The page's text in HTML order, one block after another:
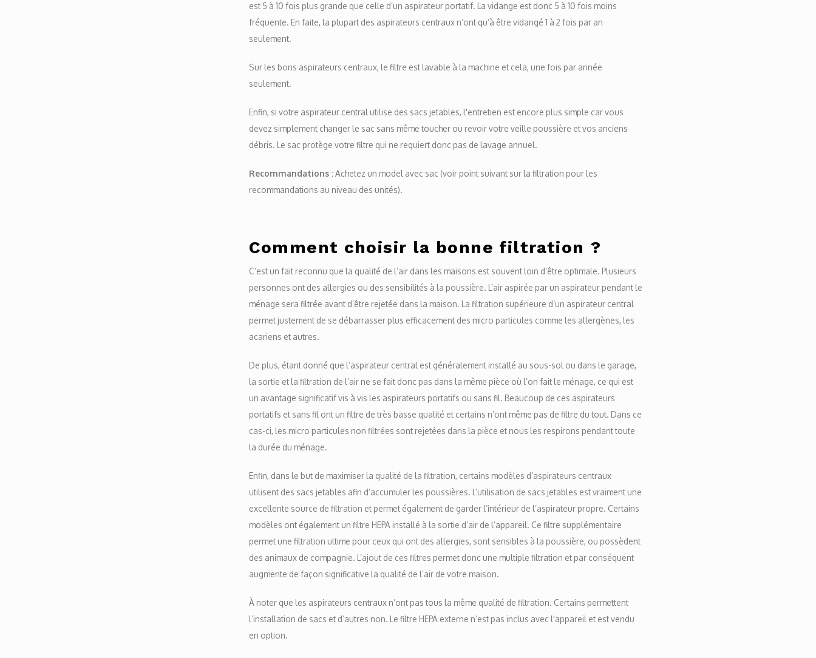
est 5 à 10 fois plus grande que celle d’un aspirateur portatif. La vidange est donc 5 à 10 fois moins
fréquente. En faite, la plupart des aspirateurs centraux n’ont qu’à être vidangé 1 à 2 fois par an
seulement.
Sur les bons aspirateurs centraux, le filtre est lavable à la machine et cela, une fois par année
seulement.
Enfin, si votre aspirateur central utilise des sacs jetables, l'entretien est encore plus simple car vous
devez simplement changer le sac sans même toucher ou revoir votre veille poussière et vos anciens
débris. Le sac protège votre filtre qui ne requiert donc pas de lavage annuel.
Recommandations :Achetez un model avec sac (voir point suivant sur la filtration pour les
recommandations au niveau des unités).
Comment choisir la bonne filtration ?
C’est un fait reconnu que la qualité de l’air dans les maisons est souvent loin d’être optimale. Plusieurs
personnes ont des allergies ou des sensibilités à la poussière. L’air aspirée par un aspirateur pendant le
ménage sera filtrée avant d’être rejetée dans la maison. La filtration supérieure d’un aspirateur central
permet justement de se débarrasser plus efficacement des micro particules comme les allergènes, les
acariens et autres.
De plus, étant donné que l’aspirateur central est généralement installé au sous-sol ou dans le garage,
la sortie et la filtration de l’air ne se fait donc pas dans la même pièce où l’on fait le ménage, ce qui est
un avantage significatif vis à vis les aspirateurs portatifs ou sans fil. Beaucoup de ces aspirateurs
portatifs et sans fil ont un filtre de très basse qualité et certains n’ont même pas de filtre du tout. Dans ce
cas-ci, les micro particules non filtrées sont rejetées dans la pièce et nous les respirons pendant toute
la durée du ménage.
Enfin, dans le but de maximiser la qualité de la filtration, certains modèles d’aspirateurs centraux
utilisent des sacs jetables afin d’accumuler les poussières. L’utilisation de sacs jetables est vraiment une
excellente source de filtration et permet également de garder l’intérieur de l’aspirateur propre. Certains
modèles ont également un filtre HEPA installé à la sortie d’air de l’appareil. Ce filtre supplémentaire
permet une filtration ultime pour ceux qui ont des allergies, sont sensibles à la poussière, ou possèdent
des animaux de compagnie. L’ajout de ces filtres permet donc une multiple filtration et par conséquent
augmente de façon significative la qualité de l’air de votre maison.
À noter que les aspirateurs centraux n’ont pas tous la même qualité de filtration. Certains permettent
l’installation de sacs et d’autres non. Le filtre HEPA externe n’est pas inclus avec l'appareil et est vendu
en option.